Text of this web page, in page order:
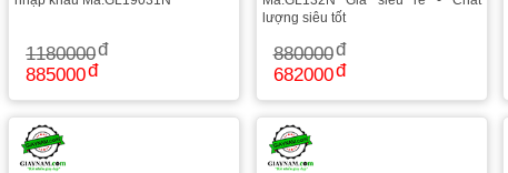
1180000
885000
lượng siêu tốt
880000
682000